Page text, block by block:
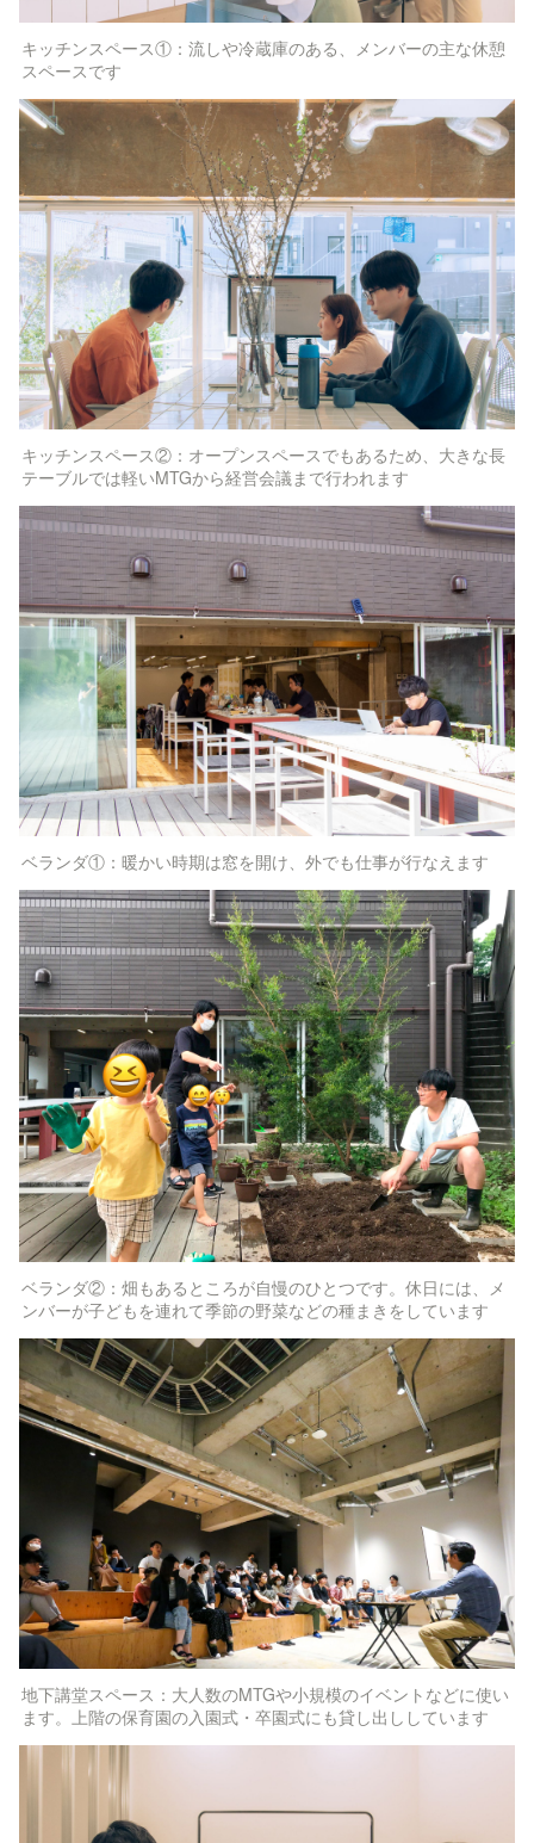
キッチンスペース①：流しや冷蔵庫のある、メンバーの主な休憩
スペースです
キッチンスペース②：オープンスペースでもあるため、大きな長
テーブルでは軽いMTGから経営会議まで行われます
ベランダ①：暖かい時期は窓を開け、外でも仕事が行なえます
ベランダ②：畑もあるところが自慢のひとつです。休日には、メ
ンバーが子どもを連れて季節の野菜などの種まきをしています
地下講堂スペース：大人数のMTGや小規模のイベントなどに使い
ます。上階の保育園の入園式・卒園式にも貸し出ししています